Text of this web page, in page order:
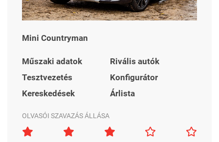
Mini Countryman
Műszaki adatok
Rivális autók
Tesztvezetés
Konfigurátor
Kereskedések
Árlista
OLVASÓI SZAVAZÁS ÁLLÁSA